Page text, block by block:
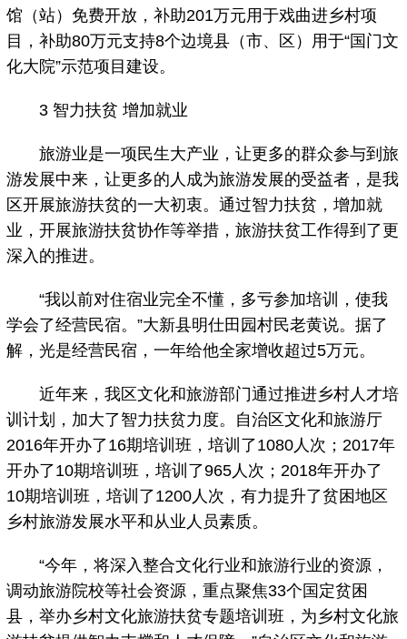
馆（站）免费开放，补助201万元用于戏曲进乡村项
目，补助80万元支持8个边境县（市、区）用于“国门文
化大院”示范项目建设。
3 智力扶贫 增加就业
旅游业是一项民生大产业，让更多的群众参与到旅
游发展中来，让更多的人成为旅游发展的受益者，是我
区开展旅游扶贫的一大初衷。通过智力扶贫，增加就
业，开展旅游扶贫协作等举措，旅游扶贫工作得到了更
深入的推进。
“我以前对住宿业完全不懂，多亏参加培训，使我
学会了经营民宿。”大新县明仕田园村民老黄说。据了
解，光是经营民宿，一年给他全家增收超过5万元。
近年来，我区文化和旅游部门通过推进乡村人才培
训计划，加大了智力扶贫力度。自治区文化和旅游厅
2016年开办了16期培训班，培训了1080人次；2017年
开办了10期培训班，培训了965人次；2018年开办了
10期培训班，培训了1200人次，有力提升了贫困地区
乡村旅游发展水平和从业人员素质。
“今年，将深入整合文化行业和旅游行业的资源，
调动旅游院校等社会资源，重点聚焦33个国定贫困
县，举办乡村文化旅游扶贫专题培训班，为乡村文化旅